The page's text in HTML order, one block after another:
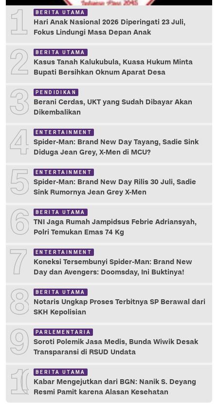
1 BERITA UTAMA
Hari Anak Nasional 2026 Diperingati 23 Juli,
Fokus Lindungi Masa Depan Anak
2 BERITA UTAMA
Kasus Tanah Kalukubula, Kuasa Hukum Minta
Bupati Bersihkan Oknum Aparat Desa
3 PENDIDIKAN
Berani Cerdas, UKT yang Sudah Dibayar Akan
Dikembalikan
4 ENTERTAINMENT
Spider-Man: Brand New Day Tayang, Sadie Sink
Diduga Jean Grey, X-Men di MCU?
5 ENTERTAINMENT
Spider-Man: Brand New Day Rilis 30 Juli, Sadie
Sink Rumornya Jean Grey X-Men
6 BERITA UTAMA
TNI Jaga Rumah Jampidsus Febrie Adriansyah,
Polri Temukan Emas 74 Kg
7 ENTERTAINMENT
Koneksi Tersembunyi Spider-Man: Brand New
Day dan Avengers: Doomsday, Ini Buktinya!
8 BERITA UTAMA
Notaris Ungkap Proses Terbitnya SP Berawal dari
SKH Kepolisian
9 PARLEMENTARIA
Soroti Polemik Jasa Medis, Bunda Wiwik Desak
Transparansi di RSUD Undata
10 BERITA UTAMA
Kabar Mengejutkan dari BGN: Nanik S. Deyang
Resmi Pamit karena Alasan Kesehatan